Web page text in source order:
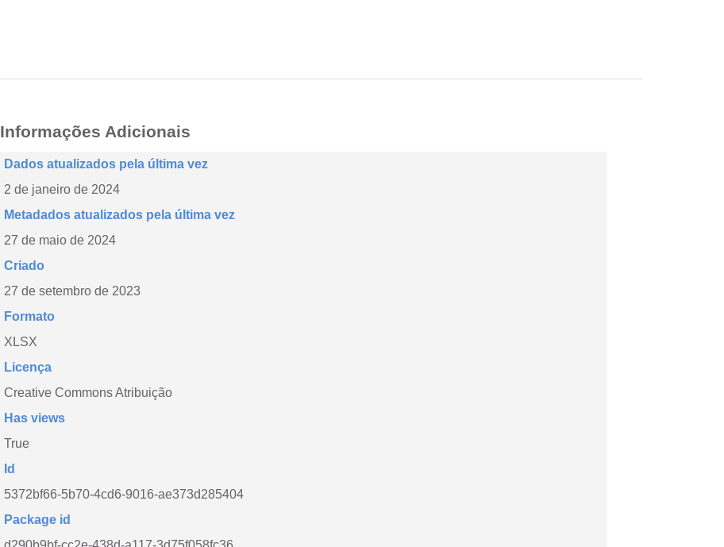
Informações Adicionais
Dados atualizados pela última vez
2 de janeiro de 2024
Metadados atualizados pela última vez
27 de maio de 2024
Criado
27 de setembro de 2023
Formato
XLSX
Licença
Creative Commons Atribuição
Has views
True
Id
5372bf66-5b70-4cd6-9016-ae373d285404
Package id